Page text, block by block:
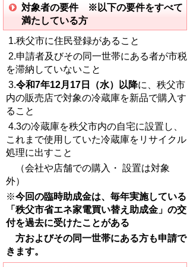
対象者の要件 ※以下の要件をすべて
満たしている方
1.秩父市に住民登録があること
2.申請者及びその同一世帯にある者が市税
を滞納していないこと
3.令和7年12月17日（水）以降に、秩父市
内の販売店で対象の冷蔵庫を新品で購入す
ること
4.3の冷蔵庫を秩父市内の自宅に設置し、
これまで使用していた冷蔵庫をリサイクル
処理に出すこと
（会社や店舗での購入・ 設置は対象
外）
※今回の臨時助成金は、毎年実施している
「秩父市省エネ家電買い替え助成金」の交
付を過去に受けたことがある
方およびその同一世帯にある方も申請で
きます。